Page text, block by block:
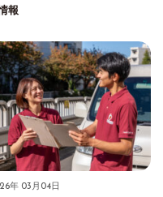
報
年 03月04日